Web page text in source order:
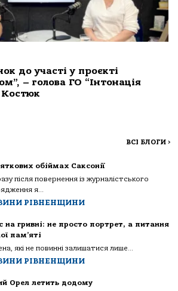
до участі у проєкті
– голова ГО “Інтонація
Костюк
ВСІ БЛОГИ >
обіймах Саксонії
після повернення із журналістського
я...
РІВНЕНЩИНИ
на гривні: не просто портрет, а питання
пам’яті
які не повинні залишатися лише...
РІВНЕНЩИНИ
Орел летить додому